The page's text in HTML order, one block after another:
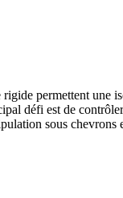
permettent une
défi est de
sous chevrons